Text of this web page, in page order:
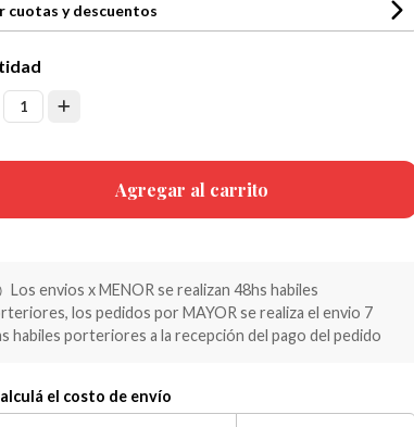
cuotas y descuentos
1
Agregar al carrito
Los envios x MENOR se realizan 48hs habiles
los pedidos por MAYOR se realiza el envio 7
habiles porteriores a la recepción del pago del pedido
el costo de envío